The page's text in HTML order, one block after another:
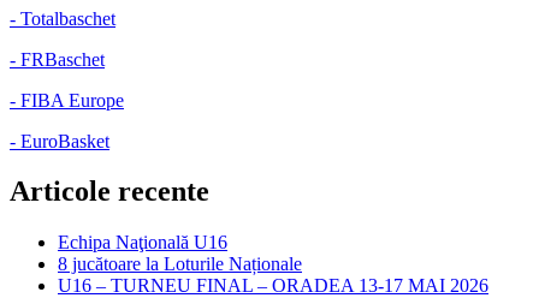
- Totalbaschet
- FRBaschet
- FIBA Europe
- EuroBasket
Articole recente
Echipa Naţională U16
8 jucătoare la Loturile Naționale
U16 – TURNEU FINAL – ORADEA 13-17 MAI 2026